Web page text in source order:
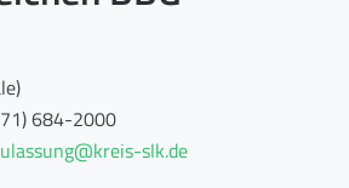
684-2000
slk.de